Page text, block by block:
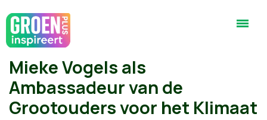
Mieke Vogels als
Ambassadeur van de
Grootouders voor het Klimaat